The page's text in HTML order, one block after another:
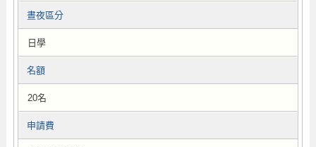
晝夜區分
日學
名額
20名
申請費